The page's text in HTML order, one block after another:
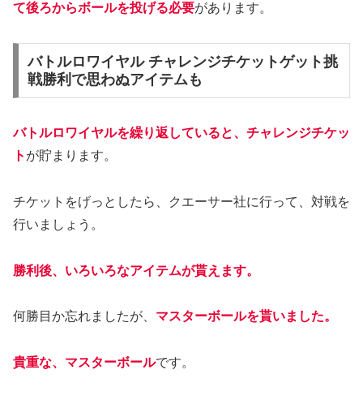
て後ろからボールを投げる必要があります。
バトルロワイヤル チャレンジチケットゲット挑
戦勝利で思わぬアイテムも
バトルロワイヤルを繰り返していると、チャレンジチケッ
ト が貯まります。
チケットをげっとしたら、クエーサー社に行って、対戦を
行いましょう。
勝利後、いろいろなアイテムが貰えます。
何勝目か忘れましたが、 マスターボールを貰いました。
貴重な、マスターボールです。